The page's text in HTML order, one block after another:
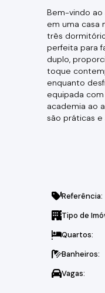
Bem-vindo ao
em uma casa
três
perfeita para
duplo,
toque
enquanto
equipada
academia ao
são práticas
Localizada
entre
Referência:
Tipo de
Quartos:
Banheiros:
Vagas: